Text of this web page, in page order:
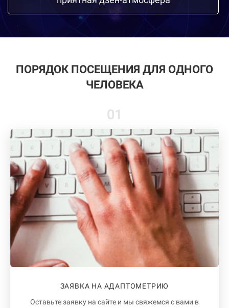
ПОРЯДОК ПОСЕЩЕНИЯ ДЛЯ ОДНОГО
ЧЕЛОВЕКА
01
ЗАЯВКА НА АДАПТОМЕТРИЮ
Оставьте заявку на сайте и мы свяжемся с вами в